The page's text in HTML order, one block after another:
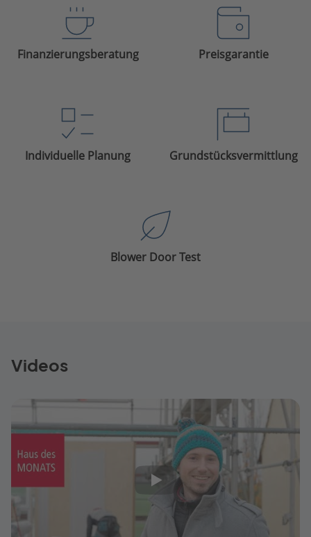
Finanzierungsberatung Preisgarantie
Individuelle Planung Grundstücksvermittlung
Blower Door Test
Videos